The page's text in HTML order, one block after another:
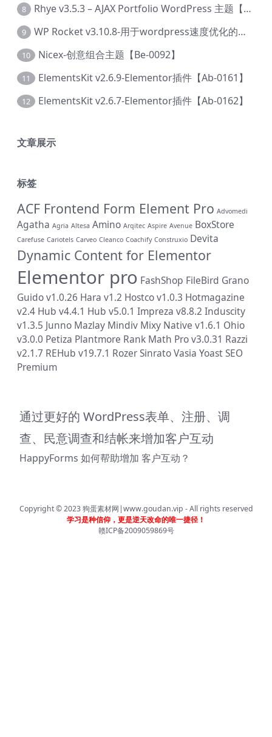
8 Rhye v3.5.3 – AJAX Portfolio WordPress 主题【Bi-0049】
9 WP Rocket v3.10.8-用于wordpress速度优化的缓存加速插件【Cd-0019】
10 Nicex-创意组合主题【Be-0092】
11 ElementsKit v2.6.9-Elementor插件【Ab-0161】
12 ElementsKit v2.6.7-Elementor插件【Ab-0162】
文章展示
标签
ACF Frontend Form Element Pro Advomedi
Agatha Agria Altesa Amino Arqitec Aspire Avenue BoxStore
Carefuse Cariotels Carveo Cleanco Coachify Construxio Devita
Dynamic Content for Elementor
Elementor pro FashShop FileBird Grano
Guido v1.0.26 Hara v1.2 Hostco v1.0.3 Hotmagazine
v2.4 Hub v4.4.1 Hub v5.0.1 Impreza v8.8.2 Induscity
v1.3.5 Junno Mazlay Mindiv Mixy Native v1.6.1 Ohio
v3.0.0 Petiza Plantmore Rank Math Pro v3.0.31 Razzi
v2.1.7 REHub v19.7.1 RozerSinratoVasia Yoast SEO
Premium
通过更好的 WordPress表单、注册、调
查、民意调查和结帐来增加客户互动
HappyForms 如何帮助增加 客户互动？
Copyright © 2023狗蛋素材网|www.goudan.vip - All rights reserved
学习是种信仰，更是逆天改命的唯一捷径！
赣ICP备2009059869号